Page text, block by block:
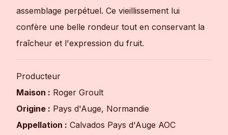
assemblage perpétuel. Ce vieillissement lui
confère une belle rondeur tout en conservant la
fraîcheur et l'expression du fruit.
Producteur
Maison : Roger Groult
Origine : Pays d'Auge, Normandie
Appellation : Calvados Pays d'Auge AOC